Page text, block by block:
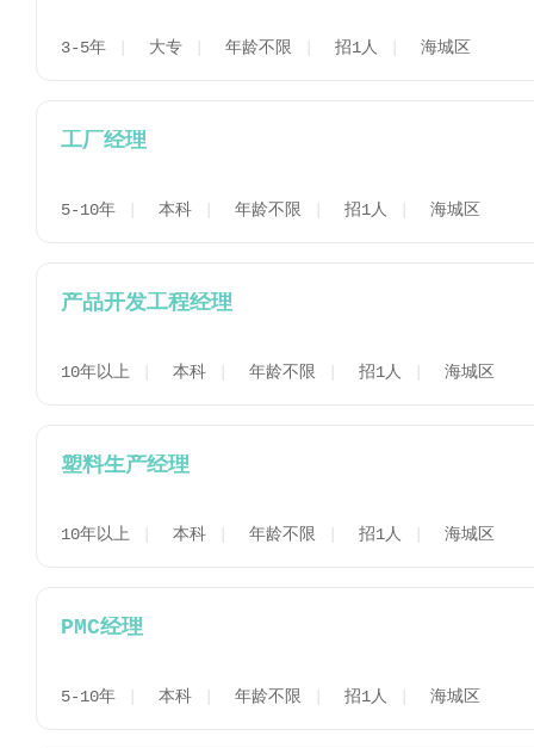
3-5年 大专 年龄不限 招1人 海城区
工厂经理
5-10年 本科 年龄不限 招1人 海城区
产品开发工程经理
10年以上 本科 年龄不限 招1人 海城区
塑料生产经理
10年以上 本科 年龄不限 招1人 海城区
PMC经理
5-10年 本科 年龄不限 招1人 海城区